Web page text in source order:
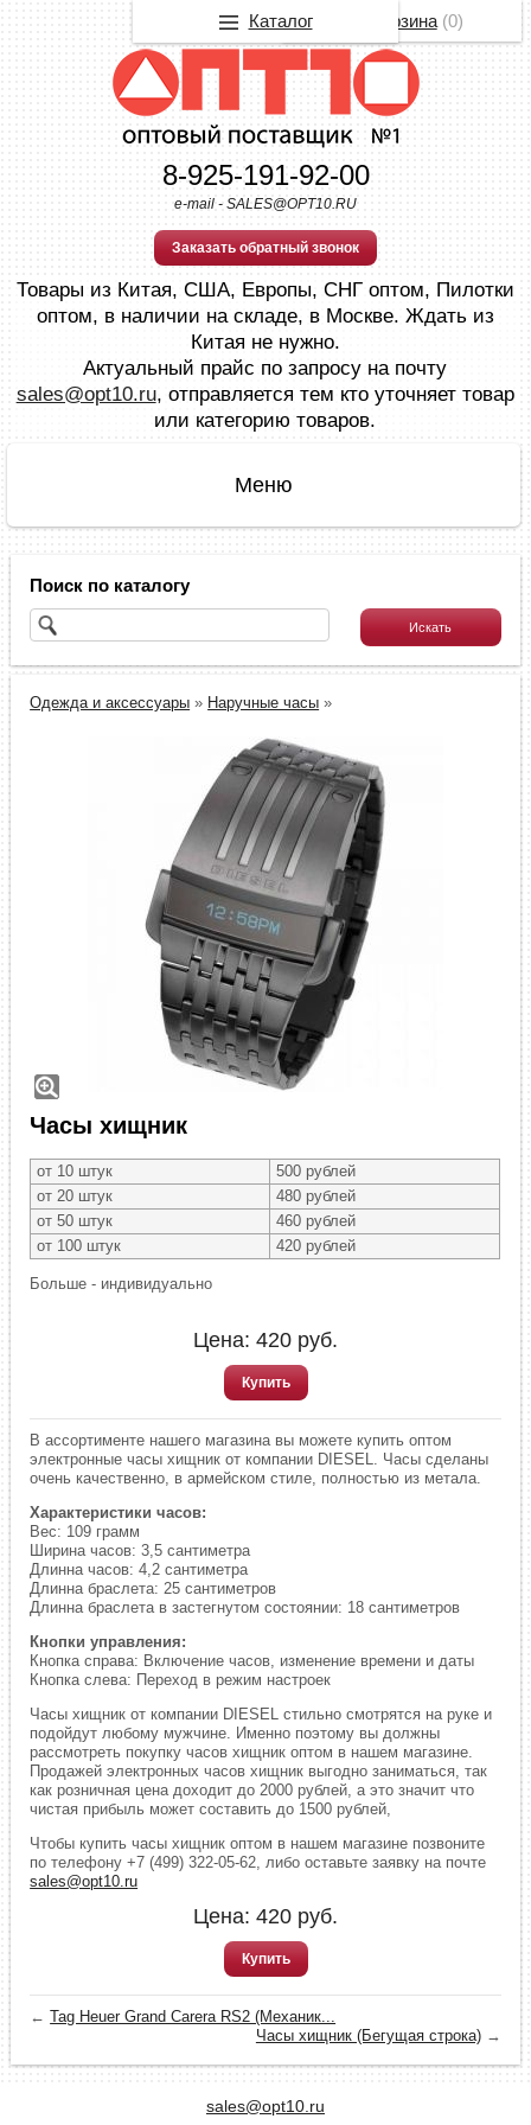
8-925-191-92-00
e-mail - SALES@OPT10.RU
Заказать обратный звонок
Товары из Китая, США, Европы, СНГ оптом, Пилотки
оптом, в наличии на складе, в Москве. Ждать из
Китая не нужно.
Актуальный прайс по запросу на почту
sales@opt10.ru, отправляется тем кто уточняет товар
или категорию товаров.
Поиск по каталогу
Одежда и аксессуары » Наручные часы »
Часы хищник
от 10 штук
500 рублей
от 20 штук
480 рублей
от 50 штук
460 рублей
от 100 штук
420 рублей
Больше - индивидуально
Цена: 420 руб.
Купить
В ассортименте нашего магазина вы можете купить оптом
электронные часы хищник от компании DIESEL. Часы сделаны
очень качественно, в армейском стиле, полностью из метала.
Характеристики часов:
Вес: 109 грамм
Ширина часов: 3,5 сантиметра
Длинна часов: 4,2 сантиметра
Длинна браслета: 25 сантиметров
Длинна браслета в застегнутом состоянии: 18 сантиметров
Кнопки управления:
Кнопка справа: Включение часов, изменение времени и даты
Кнопка слева: Переход в режим настроек
Часы хищник от компании DIESEL стильно смотрятся на руке и
подойдут любому мужчине. Именно поэтому вы должны
рассмотреть покупку часов хищник оптом в нашем магазине.
Продажей электронных часов хищник выгодно заниматься, так
как розничная цена доходит до 2000 рублей, а это значит что
чистая прибыль может составить до 1500 рублей,
Чтобы купить часы хищник оптом в нашем магазине позвоните
по телефону +7 (499) 322-05-62, либо оставьте заявку на почте
sales@opt10.ru
Цена: 420 руб.
Купить
←Tag Heuer Grand Carera RS2 (Механик...
Часы хищник (Бегущая строка)→
sales@opt10.ru
Корзина(0)
Каталог